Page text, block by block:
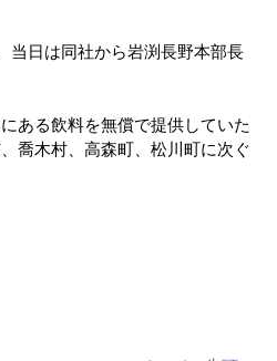
当日は同社から岩渕長野本部長
ある飲料を無償で提供していた
喬木村、高森町、松川町に次ぐ